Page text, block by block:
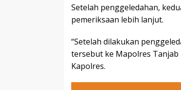
Setelah penggeledahan,
pemeriksaan lebih lanjut.
“Setelah dilakukan
tersebut ke Mapolres
Kapolres.